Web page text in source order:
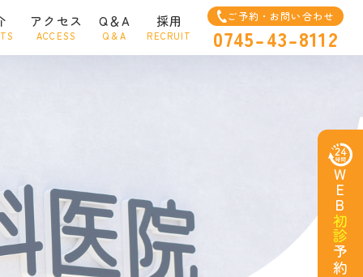
アクセス
ACCESS
Q＆A
Q＆A
採用
RECRUIT
ご予約・お問い合わせ
0745-43-8112
WEB
初診
予約